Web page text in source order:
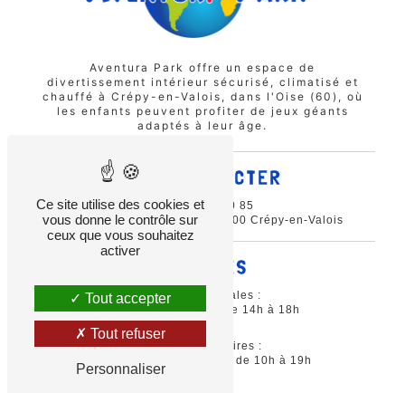
Aventura Park offre un espace de
divertissement intérieur sécurisé, climatisé et
chauffé à Crépy-en-Valois, dans l'Oise (60), où
les enfants peuvent profiter de jeux géants
adaptés à leur âge.
NOUS CONTACTER
03 44 88 80 85
14 Rue Gustave Eiffel, 60800 Crépy-en-Valois
HORAIRES
Vacances estivales :
Du mardi au samedi de 14h à 18h
Vacances scolaires :
Ouverture tous les jours de 10h à 19h
Ce site utilise des cookies et
vous donne le contrôle sur
ceux que vous souhaitez
activer
Tout accepter
Tout refuser
Personnaliser